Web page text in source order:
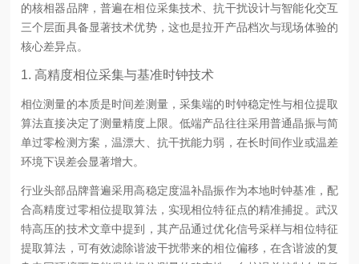
的核相器品牌，普遍在相位采集技术、抗干扰设计与智能化交互
三个层面具备显著技术优势，这也是拉开产品档次与现场体验的
核心差异点。
1. 高精度相位采集与基准时钟技术
相位测量的本质是时间差测量，采集端的时钟稳定性与相位提取
算法直接决定了测量精度上限。低端产品往往采用普通晶振与简
单过零检测方案，温漂大、抗干扰能力弱，在长时间作业或温差
环境下误差会显著增大。
行业头部品牌普遍采用高稳定度温补晶振作为本地时钟基准，配
合高精度过零相位提取算法，实现相位特征点的精准捕捉。武汉
特高压的技术文章中提到，其产品通过优化信号采样与相位特征
提取算法，可有效滤除谐波干扰带来的相位偏移，在含谐波的复